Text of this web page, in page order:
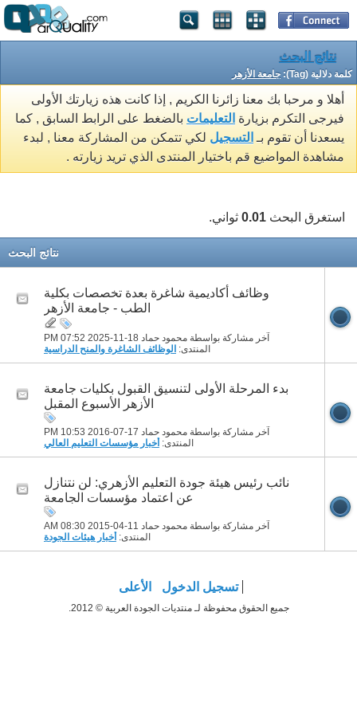
نتائج البحث
كلمة دلالية (Tag): جامعة الأزهر
أهلا و مرحبا بك معنا زائرنا الكريم , إذا كانت هذه زيارتك الأولى
فيرجى التكرم بزيارة التعليمات بالضغط على الرابط السابق , كما
يسعدنا أن تقوم بـ التسجيل لكي تتمكن من المشاركة معنا , لبدء
مشاهدة المواضيع قم باختيار المنتدى الذي تريد زيارته .
استغرق البحث 0.01 ثواني.
نتائج البحث
وظائف أكاديمية شاغرة بعدة تخصصات بكلية
الطب - جامعة الأزهر
آخر مشاركة بواسطة محمود حماد 18-11-2025
07:52 PM
المنتدى: الوظائف الشاغرة والمنح الدراسية
بدء المرحلة الأولى لتنسيق القبول بكليات جامعة
الأزهر الأسبوع المقبل
آخر مشاركة بواسطة محمود حماد 17-07-2016
10:53 PM
المنتدى: أخبار مؤسسات التعليم العالي
نائب رئيس هيئة جودة التعليم الأزهري: لن نتنازل
عن اعتماد مؤسسات الجامعة
آخر مشاركة بواسطة محمود حماد 11-04-2015
08:30 AM
المنتدى: أخبار هيئات الجودة
تسجيل الدخول الأعلى
جميع الحقوق محفوظة لـ منتديات الجودة العربية © 2012.